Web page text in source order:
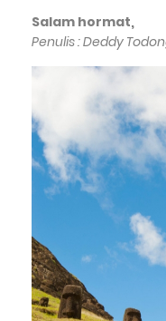
Salam hormat,
Penulis : Deddy